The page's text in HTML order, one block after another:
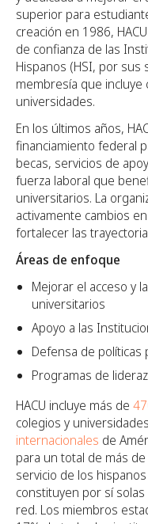
superior para
creación en 1986,
de confianza de las
Hispanos (HSI, por sus
membresía que
universidades.
En los últimos años,
financiamiento federal
becas, servicios de
fuerza laboral que
universitarios. La
activamente cambios
fortalecer las
Áreas de enfoque
Mejorar el acceso y
universitarios
Apoyo a las
Defensa de políticas
Programas de
HACU incluye más de
colegios y
internacionales de
para un total de más
servicio de los
constituyen por sí
red. Los miembros